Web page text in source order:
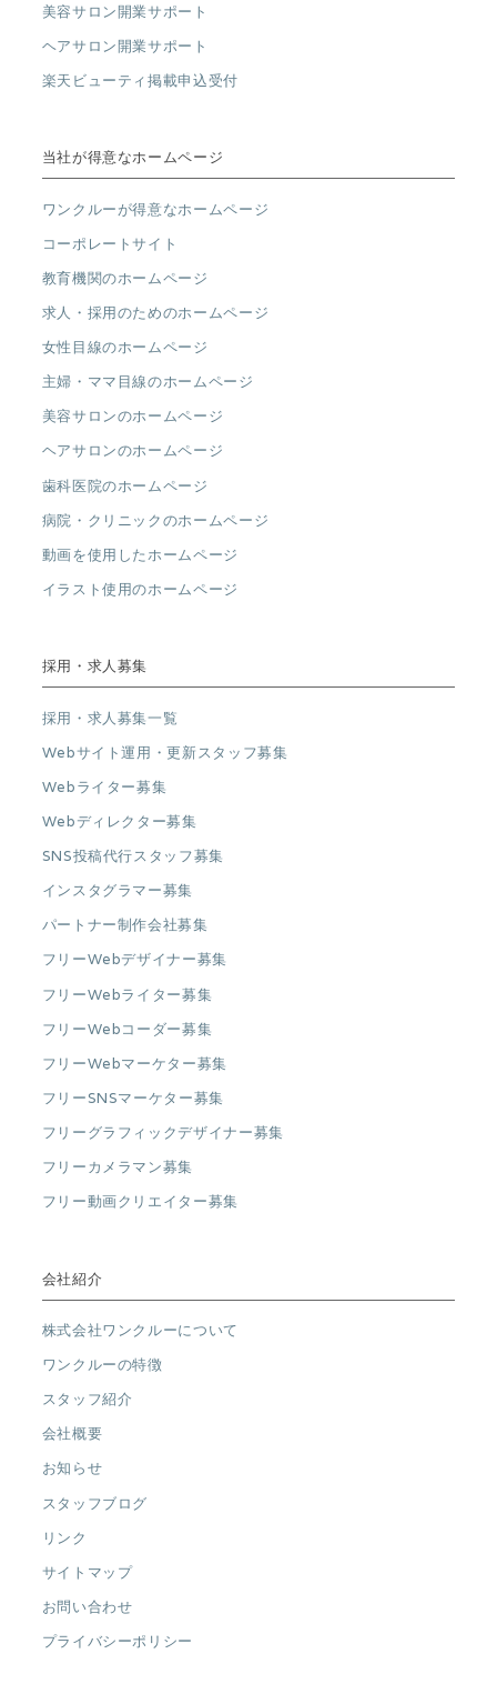
美容サロン開業サポート
ヘアサロン開業サポート
楽天ビューティ掲載申込受付
当社が得意なホームページ
ワンクルーが得意なホームページ
コーポレートサイト
教育機関のホームページ
求人・採用のためのホームページ
女性目線のホームページ
主婦・ママ目線のホームページ
美容サロンのホームページ
ヘアサロンのホームページ
歯科医院のホームページ
病院・クリニックのホームページ
動画を使用したホームページ
イラスト使用のホームページ
採用・求人募集
採用・求人募集一覧
Webサイト運用・更新スタッフ募集
Webライター募集
Webディレクター募集
SNS投稿代行スタッフ募集
インスタグラマー募集
パートナー制作会社募集
フリーWebデザイナー募集
フリーWebライター募集
フリーWebコーダー募集
フリーWebマーケター募集
フリーSNSマーケター募集
フリーグラフィックデザイナー募集
フリーカメラマン募集
フリー動画クリエイター募集
会社紹介
株式会社ワンクルーについて
ワンクルーの特徴
スタッフ紹介
会社概要
お知らせ
スタッフブログ
リンク
サイトマップ
お問い合わせ
プライバシーポリシー